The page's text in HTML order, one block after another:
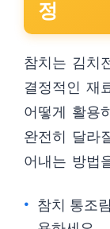
정
참치는 김치
결정적인 재
어떻게 활용
완전히 달라
어내는 방법
참치 통조